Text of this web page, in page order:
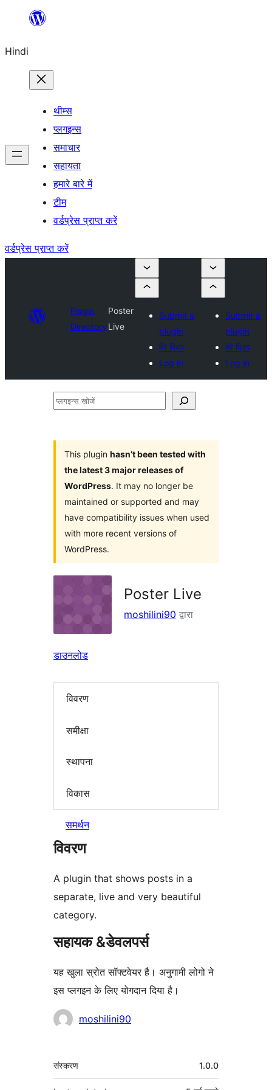
सामग्री
जाएं
Hindi
थीम्स
प्लगइन्स
समाचार
सहायता
हमारे बारे में
टीम
वर्डप्रेस प्राप्त करें
वर्डप्रेस प्राप्त करें
Plugin
Directory
Poster
Live
Submit a
plugin
मेरे प्रिय
Log in
Submit a
plugin
मेरे प्रिय
Log in
प्लगइन्स
This plugin hasn’t been tested with
the latest 3 major releases of
WordPress. It may no longer be
maintained or supported and may
have compatibility issues when used
with more recent versions of
WordPress.
Poster Live
moshilini90 द्वारा
डाउनलोड
विवरण
समीक्षा
स्थापना
विकास
समर्थन
विवरण
A plugin that shows posts in a
separate, live and very beautiful
category.
सहायक &डेवलपर्स
यह खुला स्रोत सॉफ्टवेयर है। अनुगामी लोगो ने
इस प्लगइन के लिए योगदान दिया है।
योगदानकर्ताmoshilini90
मेटा
संस्करण 1.0.0